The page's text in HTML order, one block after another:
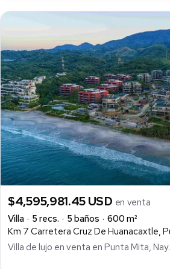
$4,595,981.45 USD en venta
Villa
5 recs. 5 baños
600 m²
Villa de lujo en venta en Punta Mita, Nay.